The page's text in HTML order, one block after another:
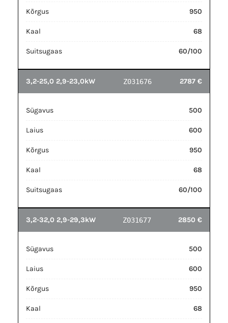
Kõrgus 950
Kaal 68
Suitsugaas 60/100
3,2-25,0 2,9-23,0kW Z031676 2787 €
Sügavus 500
Laius 600
Kõrgus 950
Kaal 68
Suitsugaas 60/100
3,2-32,0 2,9-29,3kW Z031677 2850 €
Sügavus 500
Laius 600
Kõrgus 950
Kaal 68